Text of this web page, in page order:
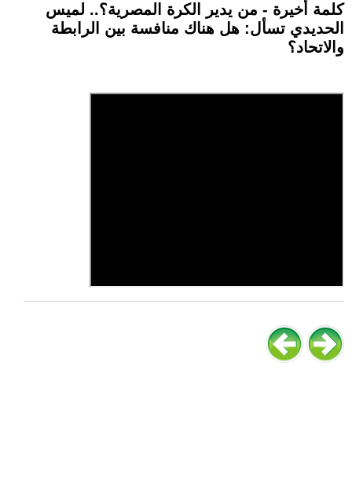
كلمة أخيرة - من يدير الكرة المصرية؟.. لميس
الحديدي تسأل: هل هناك منافسة بين الرابطة
والاتحاد؟